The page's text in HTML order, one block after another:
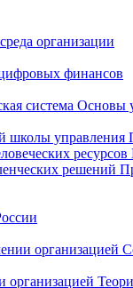
организации
финансов
система Основы
школы управления
ресурсов
решений
организацией
организацией